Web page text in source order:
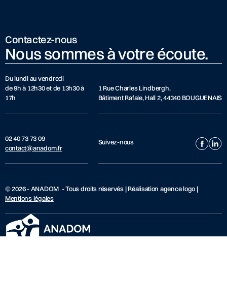
Contactez-nous
Nous sommes à votre écoute.
Du lundi au vendredi
de 9h à 12h30 et de 13h30 à
17h
1 Rue Charles Lindbergh,
Bâtiment Rafale, Hall 2, 44340 BOUGUENAIS
02 40 73 73 09
contact@anadom.fr
Suivez-nous
© 2026 - ANADOM - Tous droits réservés | Réalisation agence logo |
Mentions légales